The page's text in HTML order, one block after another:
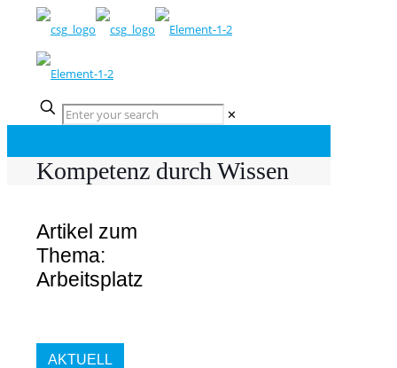
✕
Kompetenz durch Wissen
Artikel zum
Thema:
Arbeitsplatz
AKTUELL